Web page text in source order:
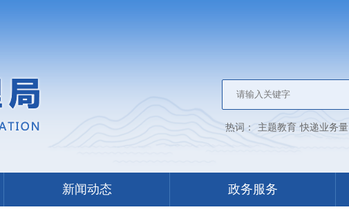
热词： 主题教育 快递业务量
新闻动态 政务服务